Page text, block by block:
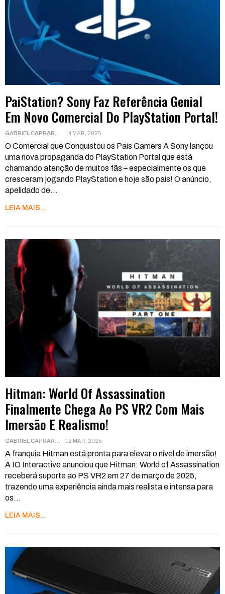
PaiStation? Sony Faz Referência Genial
Em Novo Comercial Do PlayStation Portal!
14 MAR, 2025
O Comercial que Conquistou os Pais Gamers A Sony lançou
uma nova propaganda do PlayStation Portal que está
chamando atenção de muitos fãs – especialmente os que
cresceram jogando PlayStation e hoje são pais! O anúncio,
apelidado de…
LEIA MAIS...
Hitman: World Of Assassination
Finalmente Chega Ao PS VR2 Com Mais
Imersão E Realismo!
12 MAR, 2025
A franquia Hitman está pronta para elevar o nível de imersão!
A IO Interactive anunciou que Hitman: World of Assassination
receberá suporte ao PS VR2 em 27 de março de 2025,
trazendo uma experiência ainda mais realista e intensa para
os…
LEIA MAIS...